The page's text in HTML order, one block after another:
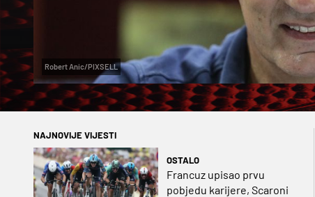
Robert Anic/PIXSELL
NAJNOVIJE VIJESTI
OSTALO
Francuz upisao prvu
pobjedu karijere, Scaroni